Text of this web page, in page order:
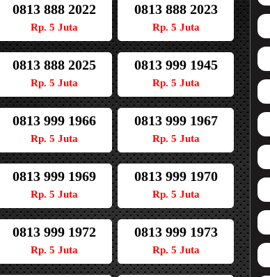
0813 888 2022
Rp. 5 Juta
0813 888 2023
Rp. 5 Juta
0813 888 2025
Rp. 5 Juta
0813 999 1945
Rp. 5 Juta
0813 999 1966
Rp. 5 Juta
0813 999 1967
Rp. 5 Juta
0813 999 1969
Rp. 5 Juta
0813 999 1970
Rp. 5 Juta
0813 999 1972
Rp. 5 Juta
0813 999 1973
Rp. 5 Juta